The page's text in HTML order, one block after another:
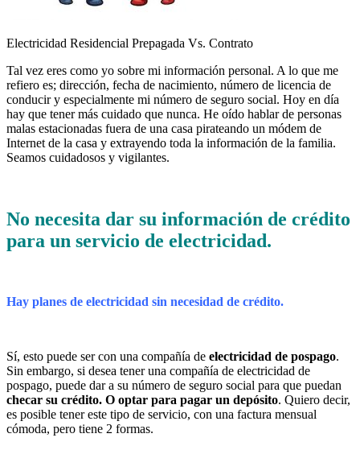
Electricidad Residencial Prepagada Vs. Contrato
Tal vez eres como yo sobre mi información personal. A lo que me
refiero es; dirección, fecha de nacimiento, número de licencia de
conducir y especialmente mi número de seguro social. Hoy en día
hay que tener más cuidado que nunca. He oído hablar de personas
malas estacionadas fuera de una casa pirateando un módem de
Internet de la casa y extrayendo toda la información de la familia.
Seamos cuidadosos y vigilantes.
No necesita dar su información de crédito
para un servicio de electricidad.
Hay planes de electricidad sin necesidad de crédito.
Sí, esto puede ser con una compañía de electricidad de pospago.
Sin embargo, si desea tener una compañía de electricidad de
pospago, puede dar a su número de seguro social para que puedan
checar su crédito. O optar para pagar un depósito. Quiero decir,
es posible tener este tipo de servicio, con una factura mensual
cómoda, pero tiene 2 formas.